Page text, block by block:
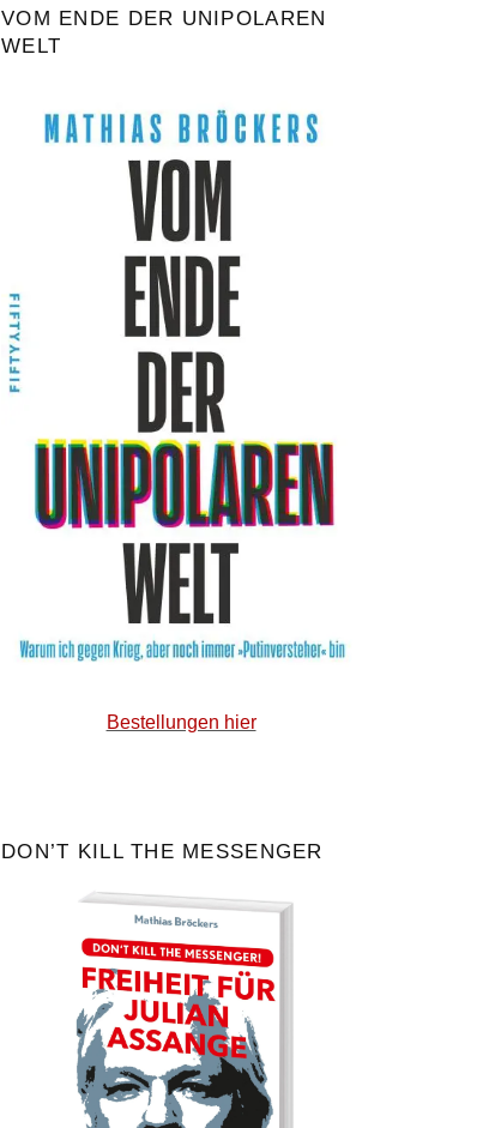
VOM ENDE DER UNIPOLAREN
WELT
Bestellungen hier
DON’T KILL THE MESSENGER